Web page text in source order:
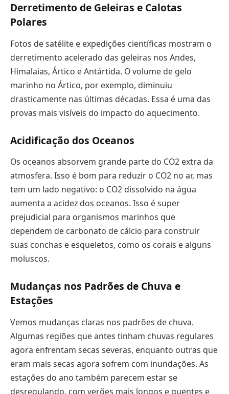
Derretimento de Geleiras e Calotas
Polares
Fotos de satélite e expedições científicas mostram o
derretimento acelerado das geleiras nos Andes,
Himalaias, Ártico e Antártida. O volume de gelo
marinho no Ártico, por exemplo, diminuiu
drasticamente nas últimas décadas. Essa é uma das
provas mais visíveis do impacto do aquecimento.
Acidificação dos Oceanos
Os oceanos absorvem grande parte do CO2 extra da
atmosfera. Isso é bom para reduzir o CO2 no ar, mas
tem um lado negativo: o CO2 dissolvido na água
aumenta a acidez dos oceanos. Isso é super
prejudicial para organismos marinhos que
dependem de carbonato de cálcio para construir
suas conchas e esqueletos, como os corais e alguns
moluscos.
Mudanças nos Padrões de Chuva e
Estações
Vemos mudanças claras nos padrões de chuva.
Algumas regiões que antes tinham chuvas regulares
agora enfrentam secas severas, enquanto outras que
eram mais secas agora sofrem com inundações. As
estações do ano também parecem estar se
desregulando, com verões mais longos e quentes e